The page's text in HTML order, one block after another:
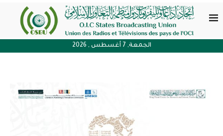
الجمعة, 7 أغسطس , 2026